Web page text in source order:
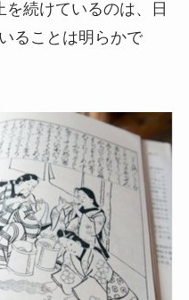
続けているのは、日
ることは明らかで